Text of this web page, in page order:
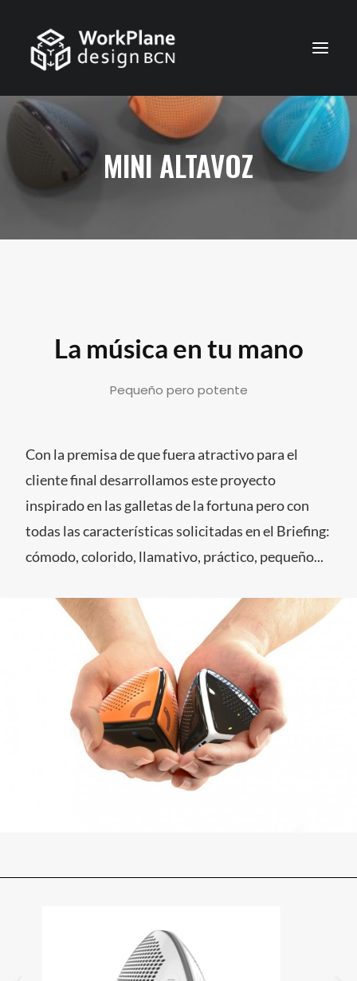
简体中文
首页
我们是谁
工作
SOY HUMANO/A/E
SEARCH
MINI ALTAVOZ
La música en tu mano
Pequeño pero potente
Con la premisa de que fuera atractivo para el
cliente final desarrollamos este proyecto
inspirado en las galletas de la fortuna pero con
todas las características solicitadas en el Briefing:
cómodo, colorido, llamativo, práctico, pequeño...